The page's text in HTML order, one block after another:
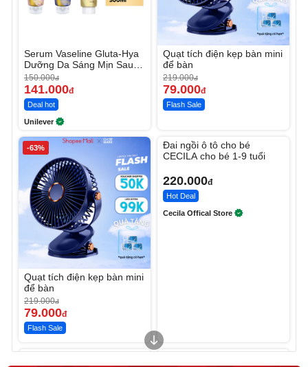
Serum Vaseline Gluta-Hya
Dưỡng Da Sáng Mịn Sau 7
Ngày
150.000đ
141.000đ
Deal hot
Unilever
Quạt tích điện kẹp bàn mini
để bàn
219.000đ
79.000đ
Flash Sale
-63%
Quạt tích điện kẹp bàn mini
để bàn
219.000đ
79.000đ
Flash Sale
Đai ngồi ô tô cho bé
CECILA cho bé 1-9 tuổi
220.000đ
Hot Deal
Cecila Offical Store